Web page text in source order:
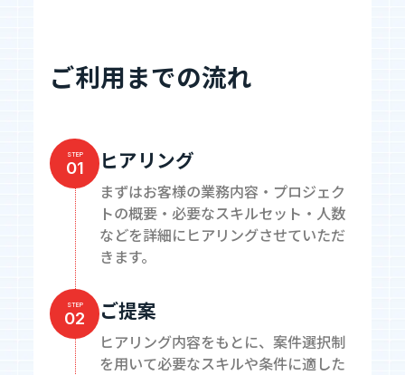
ご利用までの流れ
STEP
01 ヒアリング
まずはお客様の業務内容・プロジェク
トの概要・必要なスキルセット・人数
などを詳細にヒアリングさせていただ
きます。
STEP
02 ご提案
ヒアリング内容をもとに、案件選択制
を用いて必要なスキルや条件に適した